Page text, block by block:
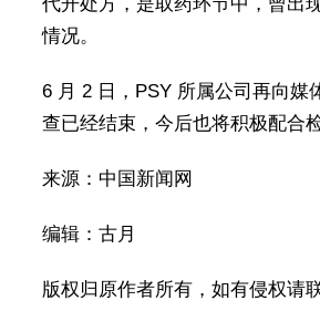
情况。
6 月 2 日，PSY 所属公司再向媒
查已经结束，今后也将积极配合
来源：中国新闻网
编辑：古月
版权归原作者所有，如有侵权请